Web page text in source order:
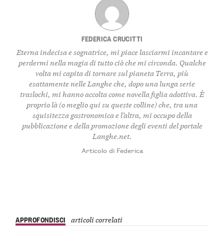
FEDERICA CRUCITTI
Eterna indecisa e sognatrice, mi piace lasciarmi incantare e
perdermi nella magia di tutto ciò che mi circonda. Qualche
volta mi capita di tornare sul pianeta Terra, più
esattamente nelle Langhe che, dopo una lunga serie
traslochi, mi hanno accolta come novella figlia adottiva. È
proprio là (o meglio qui su queste colline) che, tra una
squisitezza gastronomica e l’altra, mi occupo della
pubblicazione e della promozione degli eventi del portale
Langhe.net.
Articolo di Federica
APPROFONDISCI articoli correlati